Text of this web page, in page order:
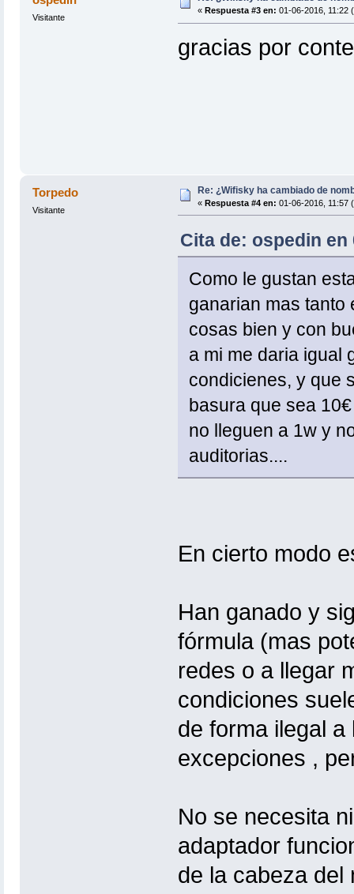
Visitante
« Respuesta #3 en: 01-06-2016, 11:22
gracias por
Torpedo
Visitante
Re: ¿Wifisky ha cambiado de
« Respuesta #4 en: 01-06-2016, 11:57
Cita de: ospedin en
Como le gustan
ganarian mas tanto
cosas bien y con
a mi me daria igual
condicienes, y que
basura que sea
no lleguen a 1w y
auditorias....
En cierto modo
Han ganado y
fórmula (mas
redes o a llegar
condiciones
de forma ilegal
excepciones ,
No se necesita
adaptador
de la cabeza del